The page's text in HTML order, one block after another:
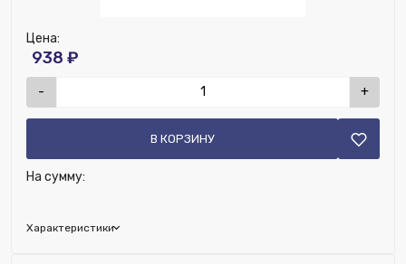
Характеристики
Цена:
938 ₽
- +
В КОРЗИНУ
На сумму: